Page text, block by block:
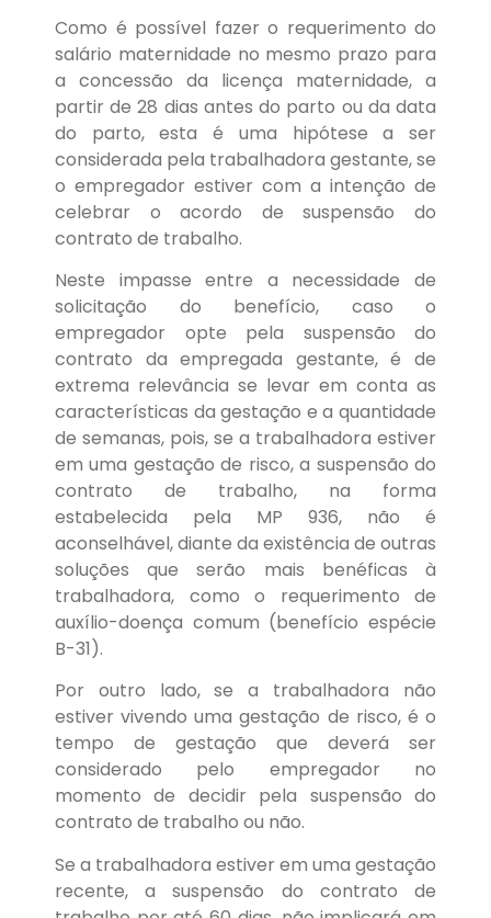
Como é possível fazer o requerimento do
salário maternidade no mesmo prazo para
a concessão da licença maternidade, a
partir de 28 dias antes do parto ou da data
do parto, esta é uma hipótese a ser
considerada pela trabalhadora gestante, se
o empregador estiver com a intenção de
celebrar o acordo de suspensão do
contrato de trabalho.
Neste impasse entre a necessidade de
solicitação do benefício, caso o
empregador opte pela suspensão do
contrato da empregada gestante, é de
extrema relevância se levar em conta as
características da gestação e a quantidade
de semanas, pois, se a trabalhadora estiver
em uma gestação de risco, a suspensão do
contrato de trabalho, na forma
estabelecida pela MP 936, não é
aconselhável, diante da existência de outras
soluções que serão mais benéficas à
trabalhadora, como o requerimento de
auxílio-doença comum (benefício espécie
B-31).
Por outro lado, se a trabalhadora não
estiver vivendo uma gestação de risco, é o
tempo de gestação que deverá ser
considerado pelo empregador no
momento de decidir pela suspensão do
contrato de trabalho ou não.
Se a trabalhadora estiver em uma gestação
recente, a suspensão do contrato de